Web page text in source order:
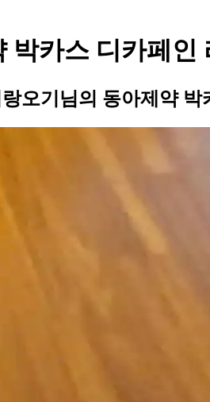
박카스 디카페인
오기님의 동아제약